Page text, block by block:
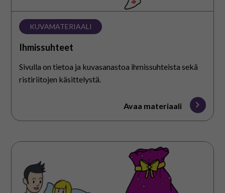
KUVAMATERIAALI
Ihmissuhteet
Sivulla on tietoa ja kuvasanastoa ihmissuhteista sekä
ristiriitojen käsittelystä.
Avaa materiaali
Vinkkejä
käyttöön